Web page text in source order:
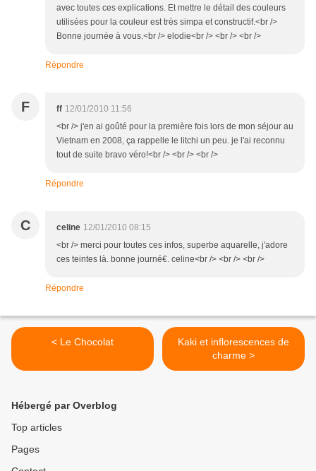
avec toutes ces explications. Et mettre le détail des couleurs
utilisées pour la couleur est très simpa et constructif.<br />
Bonne journée à vous.<br /> elodie<br /> <br /> <br />
Répondre
F ff 12/01/2010 11:56
<br /> j'en ai goûté pour la première fois lors de mon séjour au
Vietnam en 2008, ça rappelle le litchi un peu. je l'ai reconnu
tout de suite bravo véro!<br /> <br /> <br />
Répondre
C celine 12/01/2010 08:15
<br /> merci pour toutes ces infos, superbe aquarelle, j'adore
ces teintes là. bonne journé€. celine<br /> <br /> <br />
Répondre
< Le Chocolat
Kaki et inflorescences de
charme >
Hébergé par Overblog
Top articles
Pages